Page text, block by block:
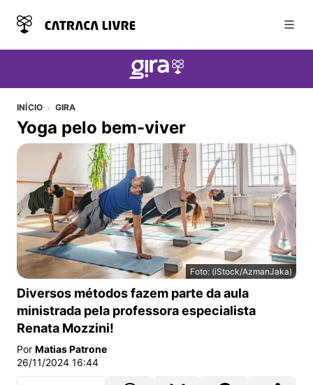
INÍCIO GIRA
Yoga pelo bem-viver
Foto: (iStock/AzmanJaka)
Yoga pelo bem-viver
Diversos métodos fazem parte da aula
ministrada pela professora especialista
Renata Mozzini!
Por Matias Patrone
26/11/2024 16:44